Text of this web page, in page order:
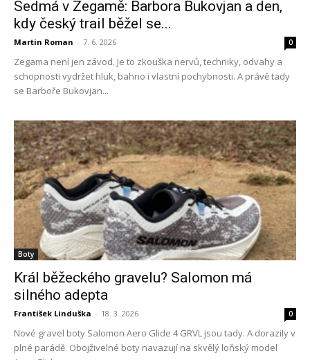
Sedmá v Zegamě: Barbora Bukovjan a den,
kdy český trail běžel se...
Martin Roman - 7. 6. 2026 0
Zegama není jen závod. Je to zkouška nervů, techniky, odvahy a
schopnosti vydržet hluk, bahno i vlastní pochybnosti. A právě tady
se Barboře Bukovjan...
Boty
Král běžeckého gravelu? Salomon má
silného adepta
František Linduška - 18. 3. 2026 0
Nové gravel boty Salomon Aero Glide 4 GRVL jsou tady. A dorazily v
plné parádě. Obojživelné boty navazují na skvělý loňský model